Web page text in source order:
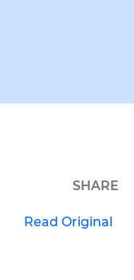
Read Original
SHARE